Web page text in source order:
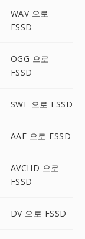
WAV 으로
FSSD
OGG 으로
FSSD
SWF 으로 FSSD
AAF 으로 FSSD
AVCHD 으로
FSSD
DV 으로 FSSD